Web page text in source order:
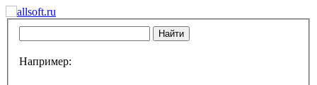
Например: